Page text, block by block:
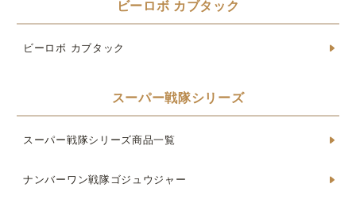
ビーロボ カブタック
ビーロボ カブタック
スーパー戦隊シリーズ
スーパー戦隊シリーズ商品一覧
ナンバーワン戦隊ゴジュウジャー